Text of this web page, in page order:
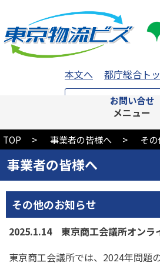
本文へ 都庁総合ト
お問い合せ
メニュー
TOP 事業者の皆様へ そ
事業者の皆様へ
その他のお知らせ
2025.1.14 東京商工会議所オンラ
東京商工会議所では、2024年問題